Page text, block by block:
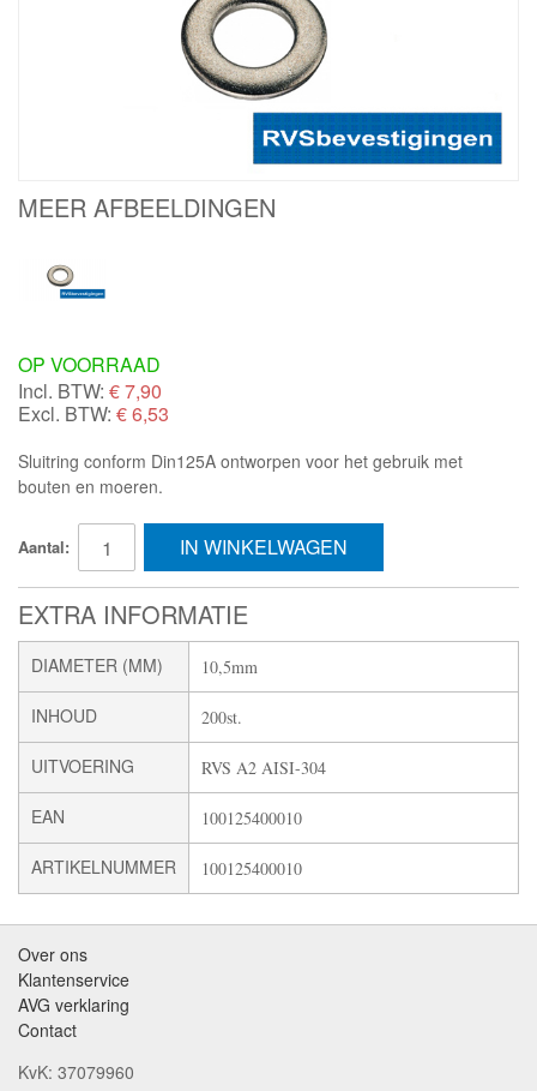
MEER AFBEELDINGEN
OP VOORRAAD
Incl. BTW: €7,90
Excl. BTW: € 6,53
Sluitring conform Din125A ontworpen voor het gebruik met
bouten en moeren.
Aantal: IN WINKELWAGEN
EXTRA INFORMATIE
DIAMETER (MM) 10,5mm
INHOUD 200st.
UITVOERING RVS A2 AISI-304
EAN 100125400010
ARTIKELNUMMER 100125400010
Over ons
Klantenservice
AVG verklaring
Contact
KvK: 37079960